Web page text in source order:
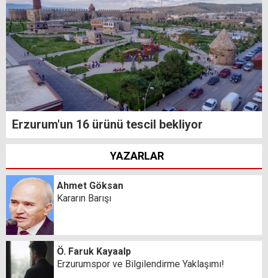
Erzurum'un 16 ürünü tescil bekliyor
YAZARLAR
Ahmet Göksan
Kararın Barışı
Ö. Faruk Kayaalp
Erzurumspor ve Bilgilendirme Yaklaşımı!